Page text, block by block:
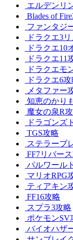
エルデンリ
Blades of
ファンタジ
ドラクエ3
ドラクエ10
ドラクエ11
ドラクエモ
ドラクエ6攻
メタファー
知恵のかり
魔女の泉R
ドラゴンズ
TGS攻略
ステラーブ
FF7リバー
パルワール
マリオRPG
ティアキン
FF16攻略
スプラ3攻略
ポケモンSV
バイオハザ